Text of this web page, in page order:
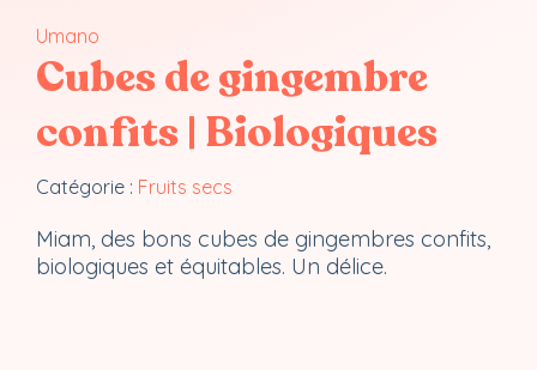
Umano
Cubes de gingembre
confits | Biologiques
Catégorie : Fruits secs
Miam, des bons cubes de gingembres confits,
biologiques et équitables. Un délice.